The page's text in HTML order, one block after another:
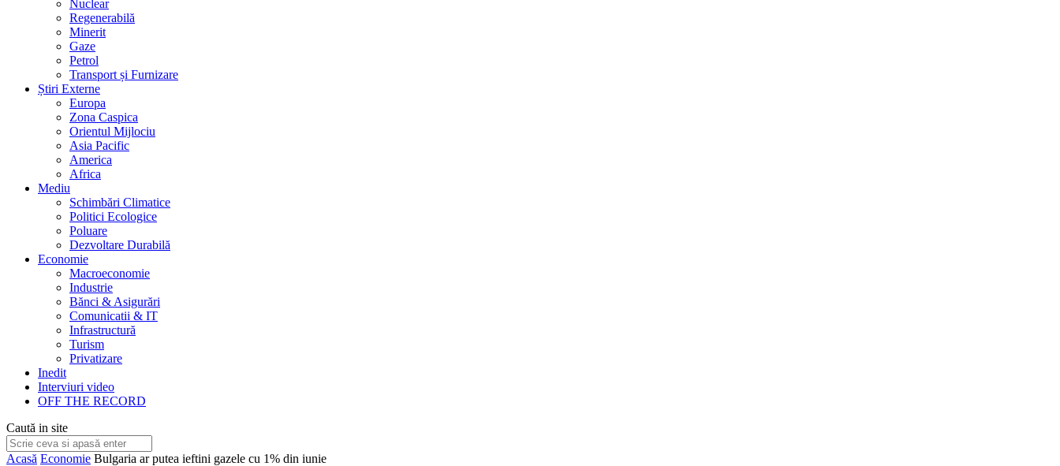
Nuclear
Regenerabilă
Minerit
Gaze
Petrol
Transport și Furnizare
Știri Externe
Europa
Zona Caspica
Orientul Mijlociu
Asia Pacific
America
Africa
Mediu
Schimbări Climatice
Politici Ecologice
Poluare
Dezvoltare Durabilă
Economie
Macroeconomie
Industrie
Bănci & Asigurări
Comunicatii & IT
Infrastructură
Turism
Privatizare
Inedit
Interviuri video
OFF THE RECORD
Caută in site
Acasă Economie Bulgaria ar putea ieftini gazele cu 1% din iunie